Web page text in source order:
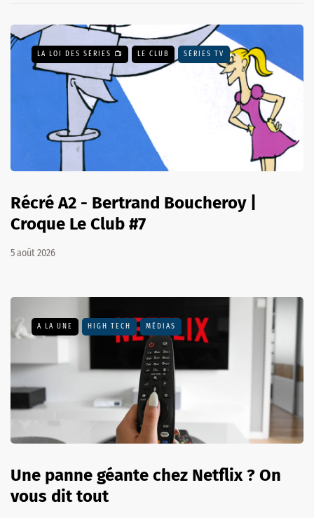
LA LOI DES SÉRIES 📺 LE CLUB SÉRIES TV
Récré A2 - Bertrand Boucheroy |
Croque Le Club #7
5 août 2026
A LA UNE HIGH TECH MÉDIAS
Une panne géante chez Netflix ? On
vous dit tout